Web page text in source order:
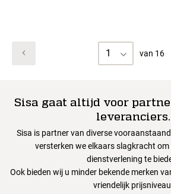
1 van 16
Sisa gaat altijd voor
leveranciers.
Sisa is partner van diverse
versterken we elkaars slagkracht om
dienstverlening te
Ook bieden wij u minder bekende merken
vriendelijk